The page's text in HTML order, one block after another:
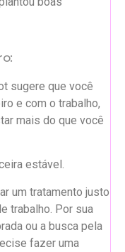
sugere que você
e com o trabalho,
mais do que você
estável.
um tratamento justo
trabalho. Por sua
ou a busca pela
fazer uma